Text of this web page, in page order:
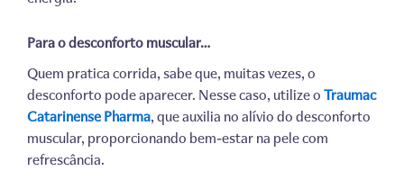
Para o desconforto muscular…
Quem pratica corrida, sabe que, muitas vezes, o
desconforto pode aparecer. Nesse caso, utilize oTraumac
Catarinense Pharma,que auxilia no alívio do desconforto
muscular, proporcionando bem-estar na pele com
refrescância.